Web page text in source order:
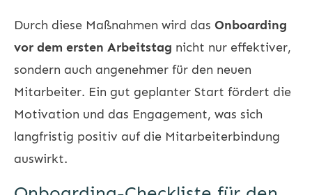
Durch diese Maßnahmen wird das Onboarding
vor dem ersten Arbeitstag nicht nur effektiver,
sondern auch angenehmer für den neuen
Mitarbeiter. Ein gut geplanter Start fördert die
Motivation und das Engagement, was sich
langfristig positiv auf die Mitarbeiterbindung
auswirkt.